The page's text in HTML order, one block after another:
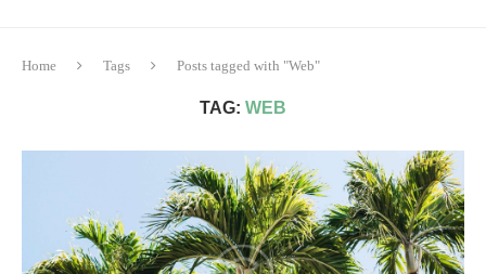
Home Tags Posts tagged with "Web"
TAG: WEB